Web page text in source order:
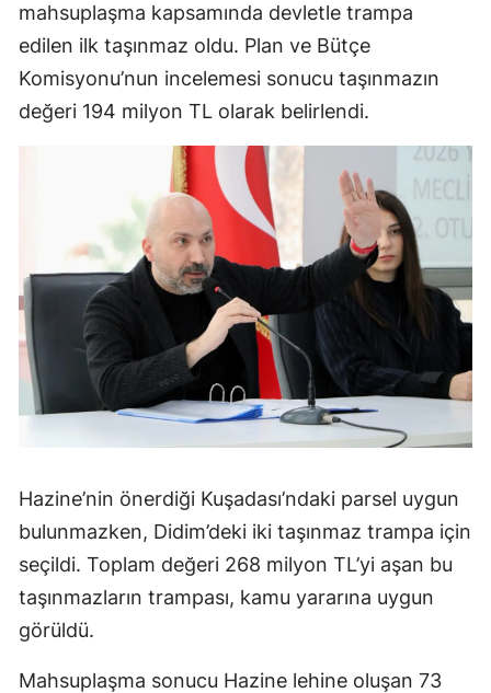
mahsuplaşma kapsamında devletle trampa
edilen ilk taşınmaz oldu. Plan ve Bütçe
Komisyonu’nun incelemesi sonucu taşınmazın
değeri 194 milyon TL olarak belirlendi.
Hazine’nin önerdiği Kuşadası’ndaki parsel uygun
bulunmazken, Didim’deki iki taşınmaz trampa için
seçildi. Toplam değeri 268 milyon TL’yi aşan bu
taşınmazların trampası, kamu yararına uygun
görüldü.
Mahsuplaşma sonucu Hazine lehine oluşan 73